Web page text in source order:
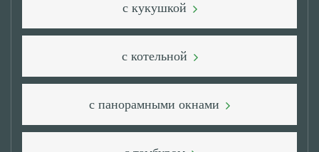
с кукушкой
с котельной
с панорамными окнами